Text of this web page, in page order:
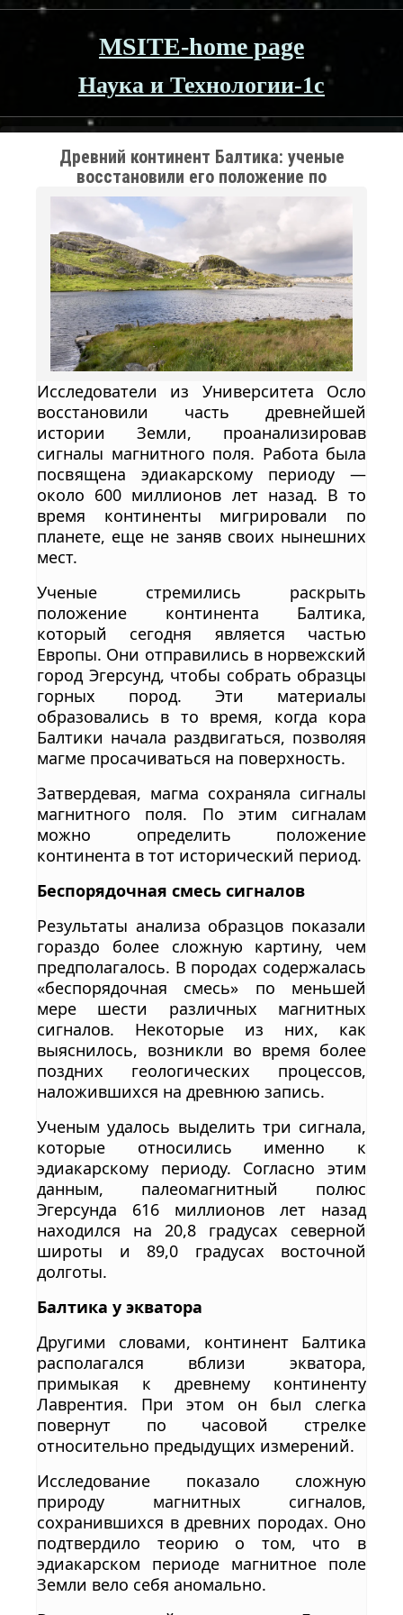
MSITE-home page
Наука и Технологии-1c
Древний континент Балтика: ученые
восстановили его положение по
магнитным сигналам
Исследователи из Университета Осло
восстановили часть древнейшей
истории Земли, проанализировав
сигналы магнитного поля. Работа была
посвящена эдиакарскому периоду —
около 600 миллионов лет назад. В то
время континенты мигрировали по
планете, еще не заняв своих нынешних
мест.
Ученые стремились раскрыть
положение континента Балтика,
который сегодня является частью
Европы. Они отправились в норвежский
город Эгерсунд, чтобы собрать образцы
горных пород. Эти материалы
образовались в то время, когда кора
Балтики начала раздвигаться, позволяя
магме просачиваться на поверхность.
Затвердевая, магма сохраняла сигналы
магнитного поля. По этим сигналам
можно определить положение
континента в тот исторический период.
Беспорядочная смесь сигналов
Результаты анализа образцов показали
гораздо более сложную картину, чем
предполагалось. В породах содержалась
«беспорядочная смесь» по меньшей
мере шести различных магнитных
сигналов. Некоторые из них, как
выяснилось, возникли во время более
поздних геологических процессов,
наложившихся на древнюю запись.
Ученым удалось выделить три сигнала,
которые относились именно к
эдиакарскому периоду. Согласно этим
данным, палеомагнитный полюс
Эгерсунда 616 миллионов лет назад
находился на 20,8 градусах северной
широты и 89,0 градусах восточной
долготы.
Балтика у экватора
Другими словами, континент Балтика
располагался вблизи экватора,
примыкая к древнему континенту
Лаврентия. При этом он был слегка
повернут по часовой стрелке
относительно предыдущих измерений.
Исследование показало сложную
природу магнитных сигналов,
сохранившихся в древних породах. Оно
подтвердило теорию о том, что в
эдиакарском периоде магнитное поле
Земли вело себя аномально.